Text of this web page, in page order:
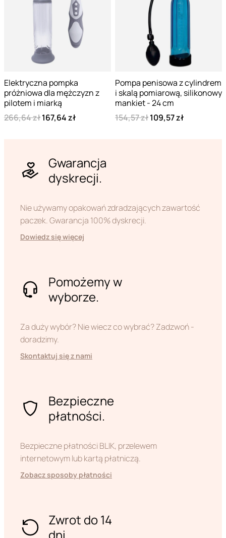
Elektryczna pompka
próżniowa dla mężczyzn z
pilotem i miarką
266,64 zł167,64 zł
Pompa penisowa z cylindrem
i skalą pomiarową, silikonowy
mankiet - 24 cm
154,57 zł109,57 zł
Gwarancja
dyskrecji.
Nie używamy opakowań zdradzających zawartość
paczek. Gwarancja 100% dyskrecji.
Dowiedz się więcej
Pomożemy w
wyborze.
Za duży wybór? Nie wiecz co wybrać? Zadzwoń -
doradzimy.
Skontaktuj się z nami
Bezpieczne
płatności.
Bezpieczne płatności BLIK, przelewem
internetowym lub kartą płatniczą.
Zobacz sposoby płatności
Zwrot do 14